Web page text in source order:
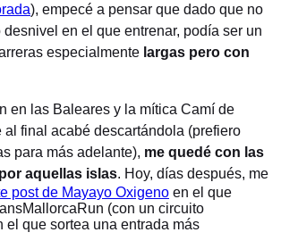
), empecé a pensar que dado que no
desnivel en el que entrenar, podía ser un
especialmente largas pero con
en las Baleares y la mítica Camí de
final acabé descartándola (prefiero
para más adelante), me quedé con las
aquellas islas. Hoy, días después, me
post de Mayayo Oxigeno en el que
(con un circuito
el que sortea una entrada más